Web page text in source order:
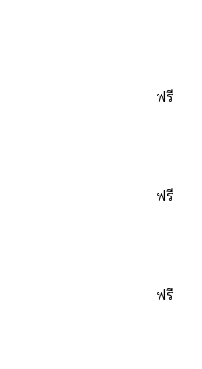
ฟรี
ฟรี
ฟรี